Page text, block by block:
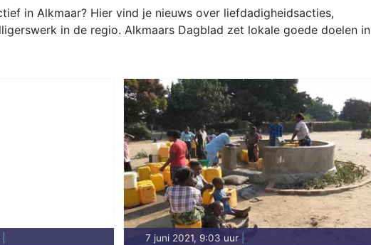
in Alkmaar? Hier vind je nieuws over liefdadigheidsacties,
in de regio. Alkmaars Dagblad zet lokale goede doelen in
7 juni 2021, 9:03 uur|